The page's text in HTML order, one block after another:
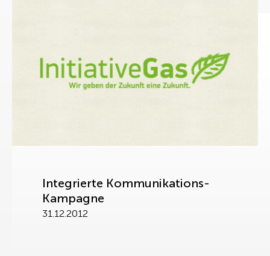
Integrierte Kommunikations-
Kampagne
31.12.2012